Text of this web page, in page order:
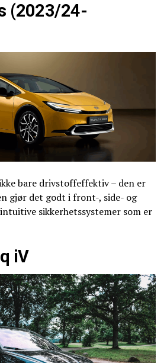
(2023/24-
bare drivstoffeffektiv – den er
gjør det godt i front-, side- og
sikkerhetssystemer som er
iV